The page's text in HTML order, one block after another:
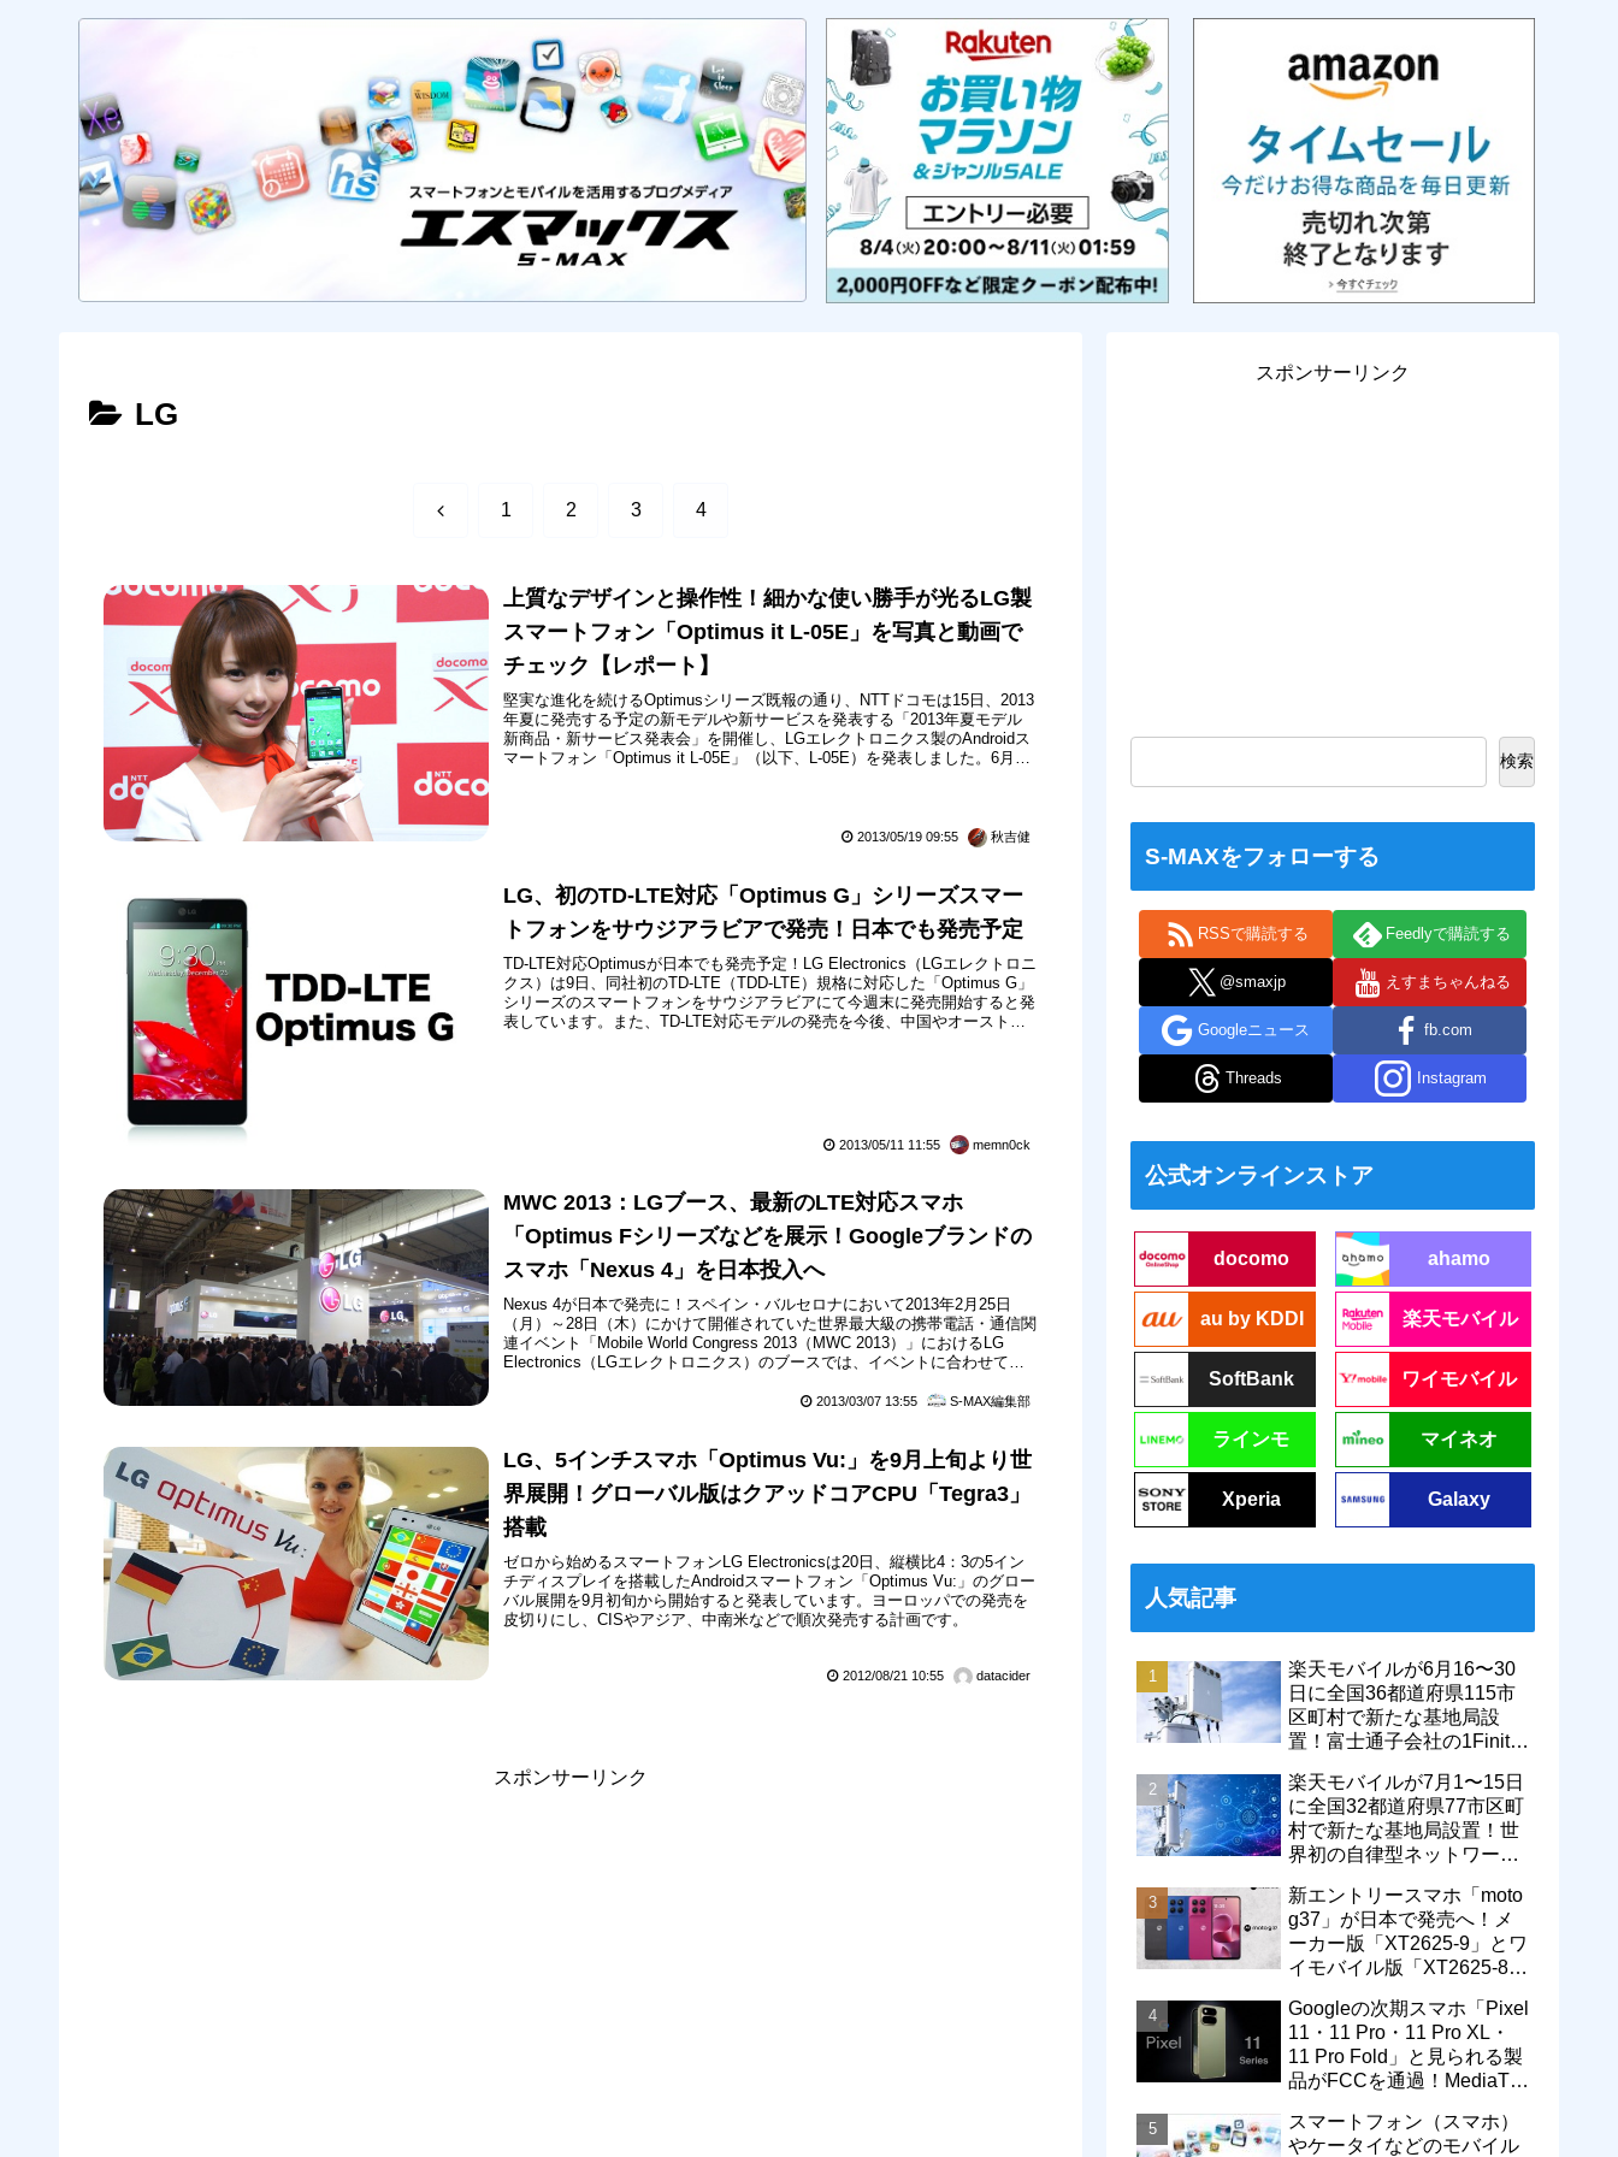
LG
前 1 2 3 4
上質なデザインと操作性！細かな使い勝手が光るLG製
スマートフォン「Optimus it L-05E」を写真と動画で
チェック【レポート】
堅実な進化を続けるOptimusシリーズ既報の通り、NTTドコモは15日、2013
年夏に発売する予定の新モデルや新サービスを発表する「2013年夏モデル
新商品・新サービス発表会」を開催し、LGエレクトロニクス製のAndroidス
マートフォン「Optimus it L-05E」（以下、L-05E）を発表しました。6月下
2013/05/19 09:55 秋吉健
LG、初のTD-LTE対応「Optimus G」シリーズスマー
トフォンをサウジアラビアで発売！日本でも発売予定
TD-LTE対応Optimusが日本でも発売予定！LG Electronics（LGエレクトロニ
クス）は9日、同社初のTD-LTE（TDD-LTE）規格に対応した「Optimus G」
シリーズのスマートフォンをサウジアラビアにて今週末に発売開始すると発
表しています。また、TD-LTE対応モデルの発売を今後、中国やオーストラ
2013/05/11 11:55 memn0ck
MWC 2013：LGブース、最新のLTE対応スマホ
「Optimus Fシリーズなどを展示！Googleブランドの
スマホ「Nexus 4」を日本投入へ
Nexus 4が日本で発売に！スペイン・バルセロナにおいて2013年2月25日
（月）～28日（木）にかけて開催されていた世界最大級の携帯電話・通信関
連イベント「Mobile World Congress 2013（MWC 2013）」におけるLG
Electronics（LGエレクトロニクス）のブースでは、イベントに合わせて発
F7」、普及モデル「Optimus L7II」や「Optimus...2013/03/07 13:55 S-MAX編集部
LG、5インチスマホ「Optimus Vu:」を9月上旬より世
界展開！グローバル版はクアッドコアCPU「Tegra3」
搭載
ゼロから始めるスマートフォンLG Electronicsは20日、縦横比4：3の5イン
チディスプレイを搭載したAndroidスマートフォン「Optimus Vu:」のグロー
バル展開を9月初旬から開始すると発表しています。ヨーロッパでの発売を
皮切りにし、CISやアジア、中南米などで順次発売する計画です。
2012/08/21 10:55 datacider
スポンサーリンク
スポンサーリンク
検索
S-MAXをフォローする
RSSで購読する Feedlyで購読する
@smaxjp えすまちゃんねる
Googleニュース fb.com
Threads Instagram
公式オンラインストア
docomo ahamo
au by KDDI 楽天モバイル
SoftBank ワイモバイル
ラインモ マイネオ
Xperia Galaxy
人気記事
楽天モバイルが6月16〜30
日に全国36都道府県115市
区町村で新たな基地局設
置！富士通子会社の1Finity
エリアが拡大
楽天モバイルが7月1〜15日
に全国32都道府県77市区町
村で新たな基地局設置！世
界初の自律型ネットワーク
通信品質も改善
新エントリースマホ「moto
g37」が日本で発売へ！メ
ーカー版「XT2625-9」とワ
イモバイル版「XT2625-8」
Googleの次期スマホ「Pixel
11・11 Pro・11 Pro XL・
11 Pro Fold」と見られる製
品がFCCを通過！MediaTek
スマートフォン（スマホ）
やケータイなどのモバイル